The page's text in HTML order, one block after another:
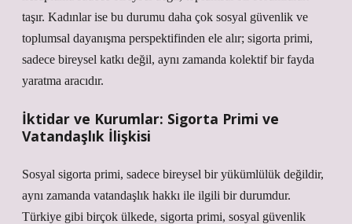
taşır. Kadınlar ise bu durumu daha çok sosyal güvenlik ve
toplumsal dayanışma perspektifinden ele alır; sigorta primi,
sadece bireysel katkı değil, aynı zamanda kolektif bir fayda
yaratma aracıdır.
İktidar ve Kurumlar: Sigorta Primi ve
Vatandaşlık İlişkisi
Sosyal sigorta primi, sadece bireysel bir yükümlülük değildir,
aynı zamanda vatandaşlık hakkı ile ilgili bir durumdur.
Türkiye gibi birçok ülkede, sigorta primi, sosyal güvenlik